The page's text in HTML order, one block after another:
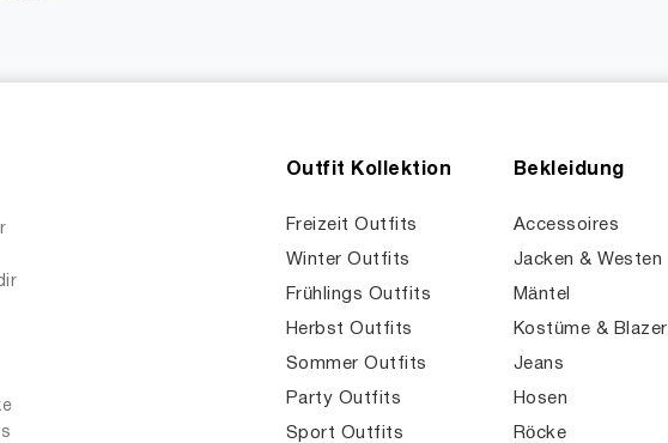
Outfit Kollektion
Freizeit Outfits
Winter Outfits
Frühlings Outfits
Herbst Outfits
Sommer Outfits
Party Outfits
Sport Outfits
Bekleidung
Accessoires
Jacken & Westen
Mäntel
Kostüme & Blazer
Jeans
Hosen
Röcke